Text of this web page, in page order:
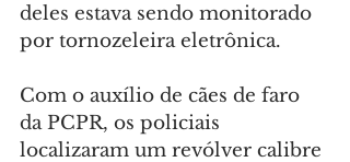
deles estava sendo monitorado
por tornozeleira eletrônica.
Com o auxílio de cães de faro
da PCPR, os policiais
localizaram um revólver calibre